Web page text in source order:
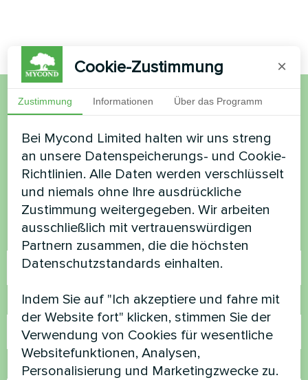
Möchten Sie kaufen oder
haben Sie Fragen?
Kontaktieren Sie uns und wir werden Ihnen
helfen
Name
Rufnummer
E-Mail
Cookie-Zustimmung ×
Zustimmung Informationen Über das Programm
Bei Mycond Limited halten wir uns streng
an unsere Datenspeicherungs- und Cookie-
Richtlinien. Alle Daten werden verschlüsselt
und niemals ohne Ihre ausdrückliche
Zustimmung weitergegeben. Wir arbeiten
ausschließlich mit vertrauenswürdigen
Partnern zusammen, die die höchsten
Datenschutzstandards einhalten.
Indem Sie auf "Ich akzeptiere und fahre mit
der Website fort" klicken, stimmen Sie der
Verwendung von Cookies für wesentliche
Websitefunktionen, Analysen,
Personalisierung und Marketingzwecke zu.